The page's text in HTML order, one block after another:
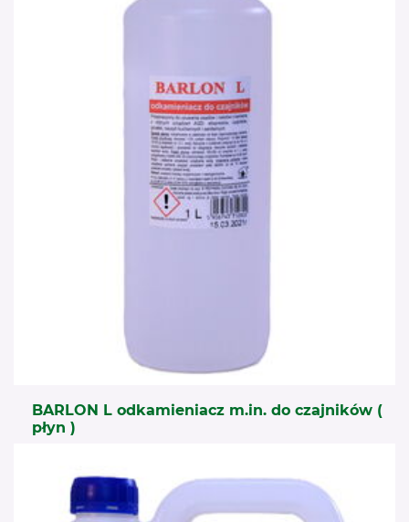
BARLON L odkamieniacz m.in. do czajników (
płyn )